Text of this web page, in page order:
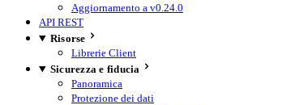
Aggiornamento a v0.24.0
API REST
Risorse
Librerie Client
Sicurezza e fiducia
Panoramica
Protezione dei dati